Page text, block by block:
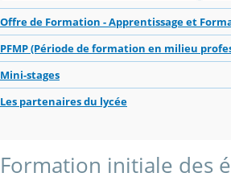
Offre de Formation - Apprentissage et
PFMP (Période de formation en milieu
Mini-stages
Les partenaires du lycée
Formation initiale des